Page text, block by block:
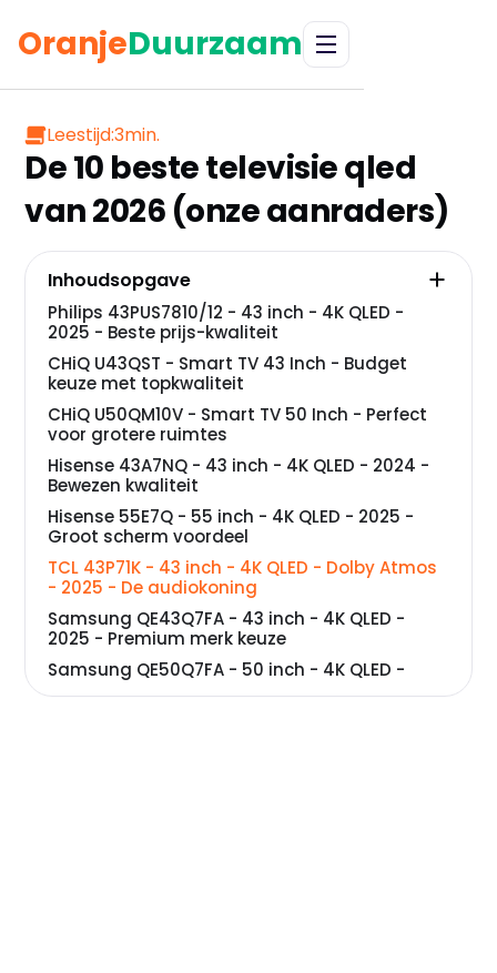
OranjeDuurzaam
Leestijd:3min.
De 10 beste televisie qled
van 2026 (onze aanraders)
Inhoudsopgave
Philips 43PUS7810/12 - 43 inch - 4K QLED -
2025 - Beste prijs-kwaliteit
CHiQ U43QST - Smart TV 43 Inch - Budget
keuze met topkwaliteit
CHiQ U50QM10V - Smart TV 50 Inch - Perfect
voor grotere ruimtes
Hisense 43A7NQ - 43 inch - 4K QLED - 2024 -
Bewezen kwaliteit
Hisense 55E7Q - 55 inch - 4K QLED - 2025 -
Groot scherm voordeel
TCL 43P71K - 43 inch - 4K QLED - Dolby Atmos
- 2025 - De audiokoning
Samsung QE43Q7FA - 43 inch - 4K QLED -
2025 - Premium merk keuze
Samsung QE50Q7FA - 50 inch - 4K QLED -